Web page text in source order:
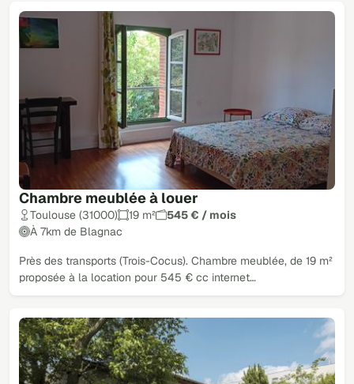
Chambre meublée à louer
Toulouse (31000) 19 m²
545 € / mois
À 7km de Blagnac
Près des transports (Trois-Cocus). Chambre meublée, de 19 m²
proposée à la location pour 545 € cc internet…